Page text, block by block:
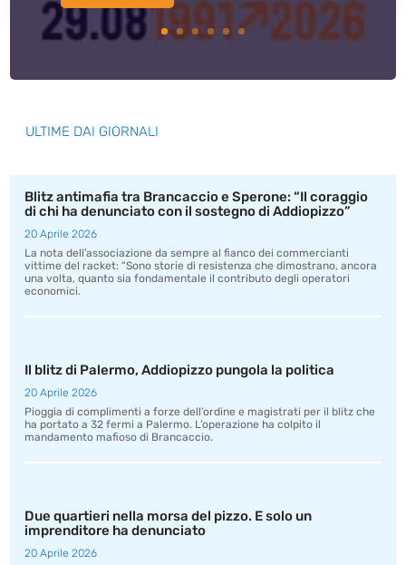
ULTIME DAI GIORNALI
Blitz antimafia tra Brancaccio e Sperone: “Il coraggio
di chi ha denunciato con il sostegno di Addiopizzo”
20 Aprile 2026
La nota dell’associazione da sempre al fianco dei commercianti
vittime del racket: “Sono storie di resistenza che dimostrano, ancora
una volta, quanto sia fondamentale il contributo degli operatori
economici.
Il blitz di Palermo, Addiopizzo pungola la politica
20 Aprile 2026
Pioggia di complimenti a forze dell’ordine e magistrati per il blitz che
ha portato a 32 fermi a Palermo. L’operazione ha colpito il
mandamento mafioso di Brancaccio.
Due quartieri nella morsa del pizzo. E solo un
imprenditore ha denunciato
20 Aprile 2026